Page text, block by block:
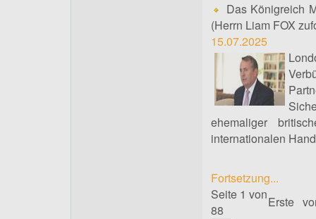
Das Königreich
(Herrn Liam FOX
15.07.2025
ehemaliger
internationalen
Fortsetzung...
Seite 1 von
88
Erste